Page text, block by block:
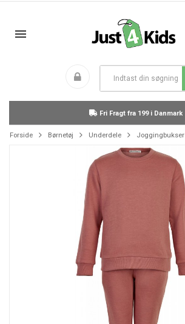
Fri Fragt fra 199 i Danmark
Forside Børnetøj Underdele Joggingbukser